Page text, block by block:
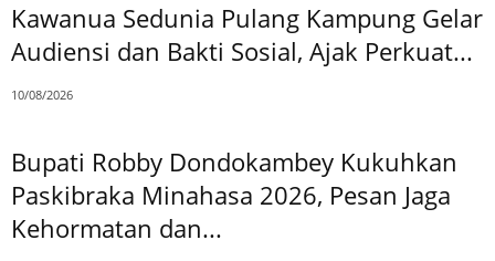
Kawanua Sedunia Pulang Kampung Gelar
Audiensi dan Bakti Sosial, Ajak Perkuat...
10/08/2026
Bupati Robby Dondokambey Kukuhkan
Paskibraka Minahasa 2026, Pesan Jaga
Kehormatan dan...